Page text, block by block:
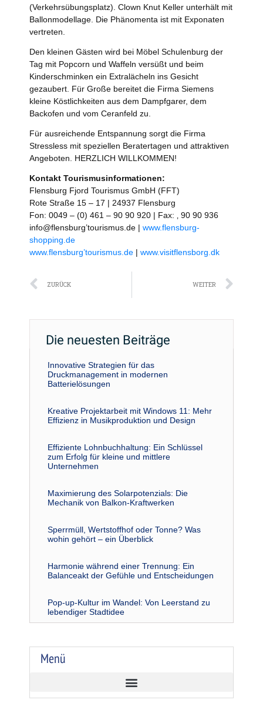
(Verkehrsübungsplatz). Clown Knut Keller unterhält mit
Ballonmodellage. Die Phänomenta ist mit Exponaten
vertreten.
Den kleinen Gästen wird bei Möbel Schulenburg der
Tag mit Popcorn und Waffeln versüßt und beim
Kinderschminken ein Extralächeln ins Gesicht
gezaubert. Für Große bereitet die Firma Siemens
kleine Köstlichkeiten aus dem Dampfgarer, dem
Backofen und vom Ceranfeld zu.
Für ausreichende Entspannung sorgt die Firma
Stressless mit speziellen Beratertagen und attraktiven
Angeboten. HERZLICH WILLKOMMEN!
Kontakt Tourismusinformationen:
Flensburg Fjord Tourismus GmbH (FFT)
Rote Straße 15 – 17 | 24937 Flensburg
Fon: 0049 – (0) 461 – 90 90 920 | Fax: ‚ 90 90 936
info@flensburg’tourismus.de | www.flensburg-
shopping.de
www.flensburg’tourismus.de | www.visitflensborg.dk
Zurück
ZURÜCK WEITER
Die neuesten Beiträge
Innovative Strategien für das
Druckmanagement in modernen
Batterielösungen
Kreative Projektarbeit mit Windows 11: Mehr
Effizienz in Musikproduktion und Design
Effiziente Lohnbuchhaltung: Ein Schlüssel
zum Erfolg für kleine und mittlere
Unternehmen
Maximierung des Solarpotenzials: Die
Mechanik von Balkon-Kraftwerken
Sperrmüll, Wertstoffhof oder Tonne? Was
wohin gehört – ein Überblick
Harmonie während einer Trennung: Ein
Balanceakt der Gefühle und Entscheidungen
Pop-up-Kultur im Wandel: Von Leerstand zu
lebendiger Stadtidee
Menü